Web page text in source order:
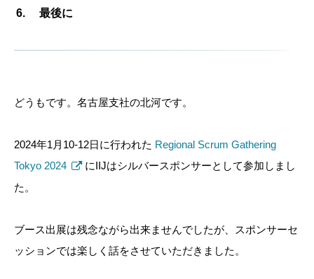
最後に
どうもです。名古屋支社の北河です。
2024年1月10-12日に行われた Regional Scrum Gathering
Tokyo 2024
にIIJはシルバースポンサーとして参加しまし
た。
ブース出展は残念ながら出来ませんでしたが、スポンサーセ
ッションでは楽しく話をさせていただきました。